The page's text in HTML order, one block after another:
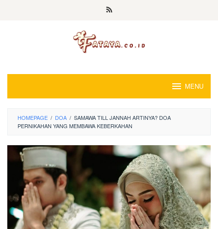
MENU
HOMEPAGE / DOA / SAMAWA TILL JANNAH ARTINYA? DOA
PERNIKAHAN YANG MEMBAWA KEBERKAHAN